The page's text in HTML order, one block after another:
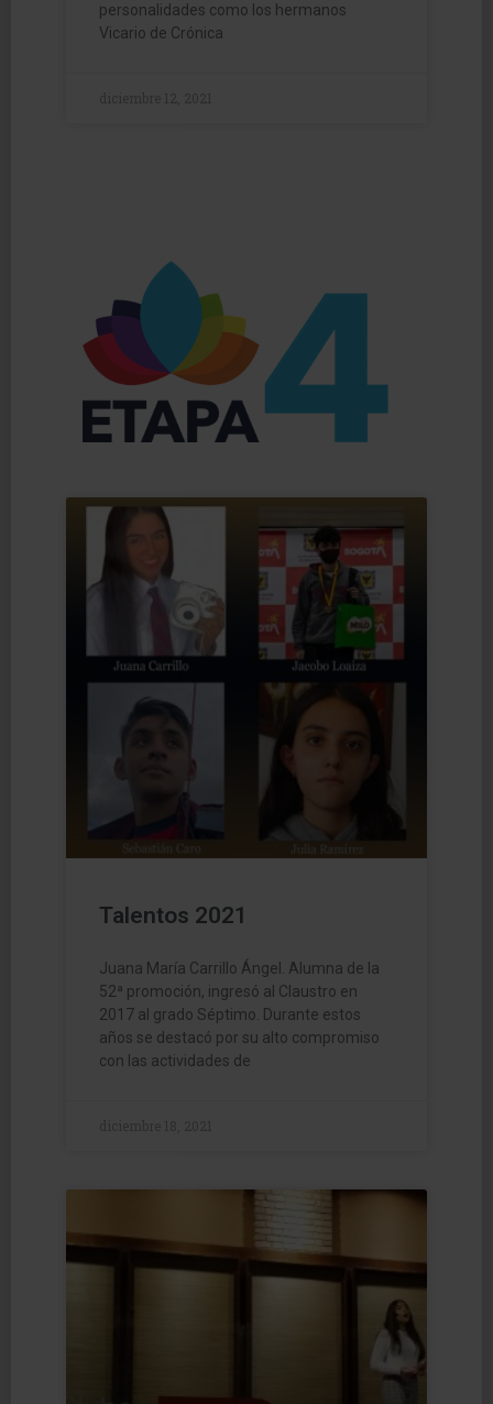
personalidades como los hermanos
Vicario de Crónica
Talentos 2021
Juana María Carrillo Ángel. Alumna de la
52ª promoción, ingresó al Claustro en
2017 al grado Séptimo. Durante estos
años se destacó por su alto compromiso
con las actividades de